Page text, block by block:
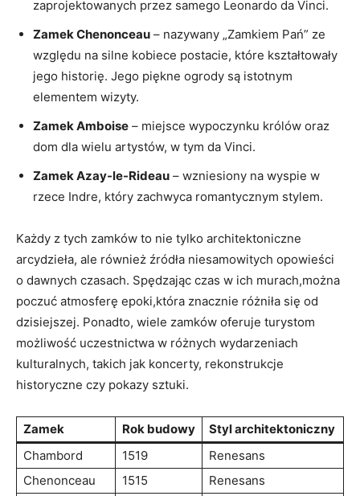
zaprojektowanych przez samego Leonardo da Vinci.
Zamek Chenonceau – nazywany „Zamkiem Pań” ze
względu na silne kobiece postacie, które kształtowały
jego historię. Jego piękne ogrody są istotnym
elementem wizyty.
Zamek Amboise – miejsce wypoczynku królów oraz
dom dla wielu artystów, w tym da Vinci.
Zamek Azay-le-Rideau – wzniesiony na wyspie w
rzece Indre, który zachwyca romantycznym stylem.
Każdy z tych zamków to nie tylko architektoniczne
arcydzieła, ale również źródła niesamowitych opowieści
o dawnych czasach. Spędzając czas w ich murach,można
poczuć atmosferę epoki,która znacznie różniła się od
dzisiejszej. Ponadto, wiele zamków oferuje turystom
możliwość uczestnictwa w różnych wydarzeniach
kulturalnych, takich jak koncerty, rekonstrukcje
historyczne czy pokazy sztuki.
Zamek Rok budowy
Styl architektoniczny
Chambord
1519
Renesans
Chenonceau
1515
Renesans